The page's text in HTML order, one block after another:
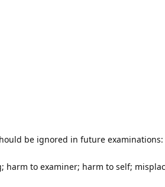
be ignored in future examinations:
to examiner; harm to self;